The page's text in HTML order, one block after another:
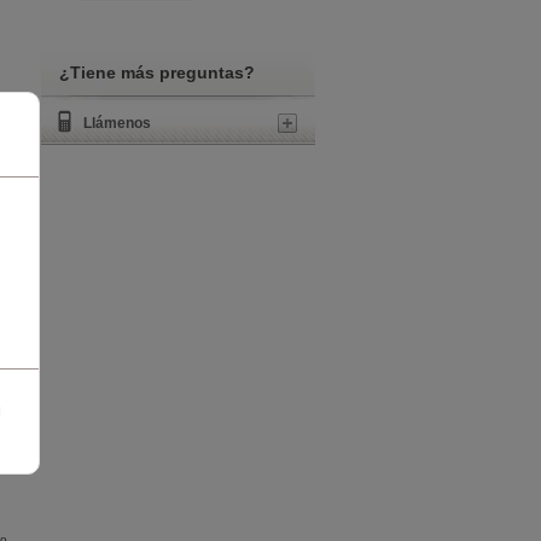
¿Tiene más preguntas?
Llámenos